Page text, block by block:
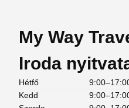
My Way
Iroda
Hétfő
Kedd